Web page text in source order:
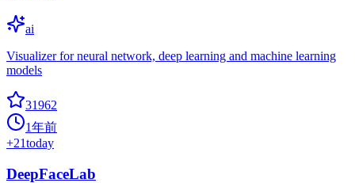
ai
Visualizer for neural network, deep learning and machine learning
models
31962
1年前
+21today
DeepFaceLab